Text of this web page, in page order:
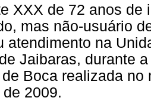
XXX de 72 anos de
mas não-usuário
atendimento na
Jaibaras, durante
Boca realizada
2009.